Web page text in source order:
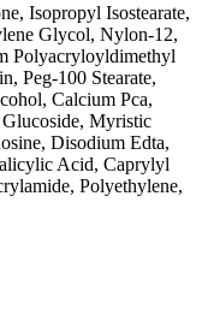
Isopropyl Isostearate,
Glycol, Nylon-12,
Polyacryloyldimethyl
Peg-100 Stearate,
Calcium Pca,
Myristic
Disodium Edta,
Acid, Caprylyl
Polyethylene,